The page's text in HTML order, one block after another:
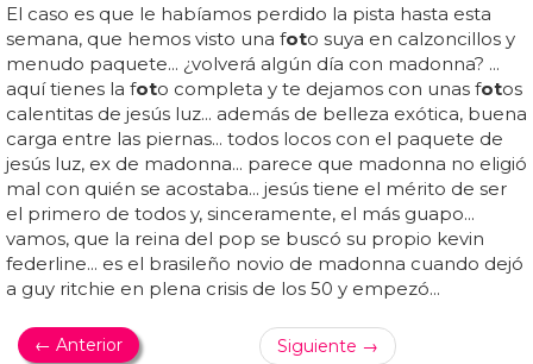
El caso es que le habíamos perdido la pista hasta esta
semana, que hemos visto una foto suya en calzoncillos y
menudo paquete... ¿volverá algún día con madonna? ...
aquí tienes la foto completa y te dejamos con unas fotos
calentitas de jesús luz... además de belleza exótica, buena
carga entre las piernas... todos locos con el paquete de
jesús luz, ex de madonna... parece que madonna no eligió
mal con quién se acostaba... jesús tiene el mérito de ser
el primero de todos y, sinceramente, el más guapo...
vamos, que la reina del pop se buscó su propio kevin
federline... es el brasileño novio de madonna cuando dejó
a guy ritchie en plena crisis de los 50 y empezó...
← Anterior Siguiente →